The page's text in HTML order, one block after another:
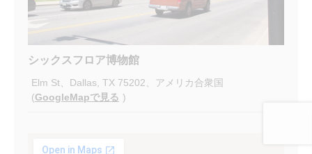
シックスフロア博物館
Elm St、Dallas, TX 75202、アメリカ合衆国
(GoogleMapで見る )